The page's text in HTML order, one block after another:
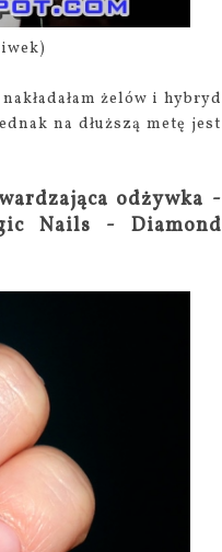
żelów i hybryd
na dłuższą metę jest
odżywka -
Nails - Diamond